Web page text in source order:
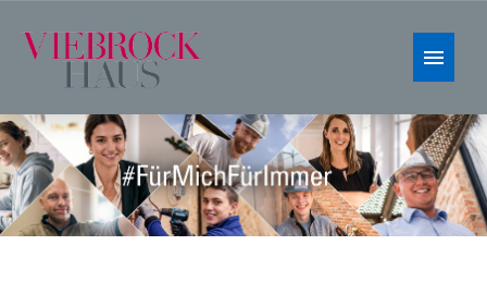
Stellenangebote
FAQ